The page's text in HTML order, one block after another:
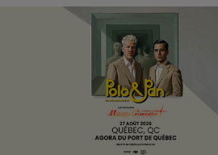
Accueil
Suggestions